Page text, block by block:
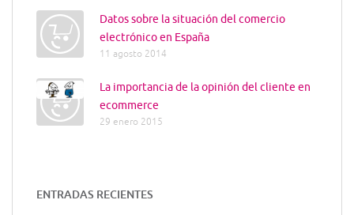
Datos sobre la situación del comercio
electrónico en España
11 agosto 2014
La importancia de la opinión del cliente en
ecommerce
29 enero 2015
ENTRADAS RECIENTES